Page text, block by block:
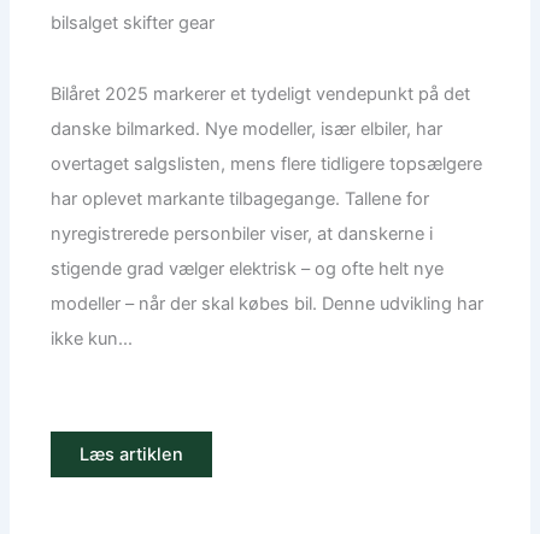
bilsalget skifter gear
Bilåret 2025 markerer et tydeligt vendepunkt på det
danske bilmarked. Nye modeller, især elbiler, har
overtaget salgslisten, mens flere tidligere topsælgere
har oplevet markante tilbagegange. Tallene for
nyregistrerede personbiler viser, at danskerne i
stigende grad vælger elektrisk – og ofte helt nye
modeller – når der skal købes bil. Denne udvikling har
ikke kun...
Læs artiklen